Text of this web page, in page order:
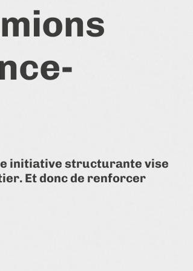
initiative structurante vise
Et donc de renforcer